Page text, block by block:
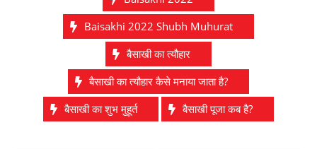
Baisakhi 2022 Shubh Muhurat
बैसाखी का त्यौहार
बैसाखी का त्यौहार कैसे मनाया जाता है?
बैसाखी का शुभ मुहूर्त
बैसाखी पूजा कब है?